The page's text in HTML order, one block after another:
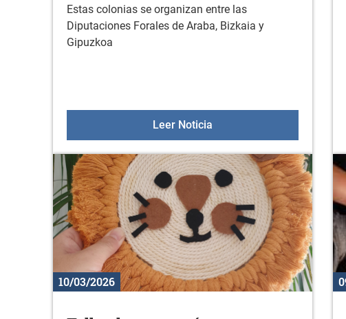
Estas colonias se organizan entre las
Diputaciones Forales de Araba, Bizkaia y
Gipuzkoa
Leer NoticiaColonias y Gazte Bidaiak
10/03/2026